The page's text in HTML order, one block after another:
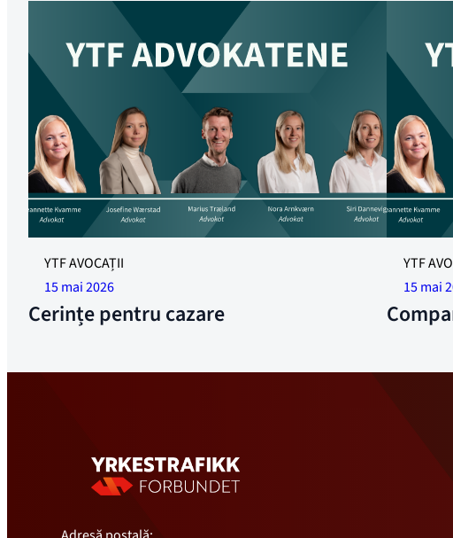
YTF AVOCAȚII
15 mai 2026
Cerințe pentru cazare
YTF
15 mai